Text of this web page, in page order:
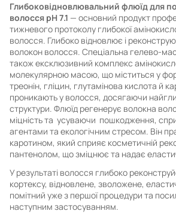
Глибоковідновлювальний флюїд для
волосся pH 7.1 — основний продукт
тижневого протоколу глибокої
волосся. Глибоко відновлює і
волокон волосся. Спеціальна гелево-
також ексклюзивний комплекс
молекулярною масою, що міститься у
треонін, гліцин, глутамінова кислота й
проникають у волосся, досягаючи
структури. Флюїд регенерує волокна
міцність та усуваючи пошкодження,
агентами та екологічним стресом. Він
каротином, який сприяє косметичній
пантенолом, що зміцнює та надає
У результаті волосся глибоко
кортексу, відновлене, зволожене,
помітний уже з першої процедури та
наступним застосуванням.